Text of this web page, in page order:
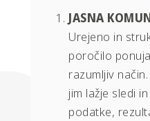
JASNA
Urejeno in
poročilo
razumljiv
jim lažje sledi
podatke,